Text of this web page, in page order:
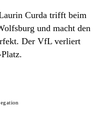
Curda trifft beim
und macht den
Der VfL verliert